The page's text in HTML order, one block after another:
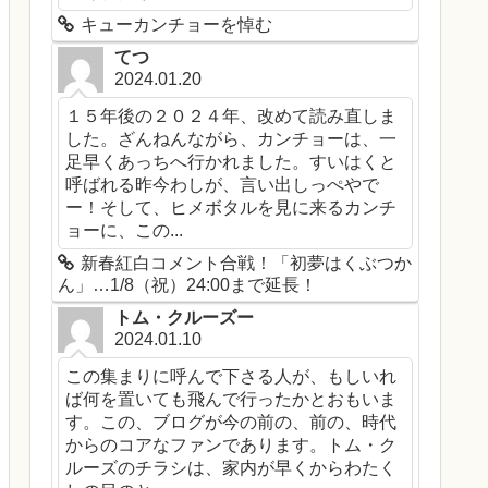
キューカンチョーを悼む
てつ
2024.01.20
１５年後の２０２４年、改めて読み直しま
した。ざんねんながら、カンチョーは、一
足早くあっちへ行かれました。すいはくと
呼ばれる昨今わしが、言い出しっぺやで
ー！そして、ヒメボタルを見に来るカンチ
ョーに、この...
新春紅白コメント合戦！「初夢はくぶつか
ん」…1/8（祝）24:00まで延長！
トム・クルーズー
2024.01.10
この集まりに呼んで下さる人が、もしいれ
ば何を置いても飛んで行ったかとおもいま
す。この、ブログが今の前の、前の、時代
からのコアなファンであります。トム・ク
ルーズのチラシは、家内が早くからわたく